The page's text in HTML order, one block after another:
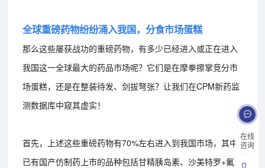
在线
咨询
全球重磅药物纷纷涌入我国，分食市场蛋糕
那么这些屡获战功的重磅药物，有多少已经进入或正在进入
我国这一全球最大的药品市场呢？它们是在摩拳擦掌竞分市
场蛋糕，还是在整装待发、剑拔弩张？让我们在CPM新药监
测数据库中窥其虚实！
首先，上述这些重磅药物有70%左右进入到我国市场，其中
已有国产仿制药上市的品种包括甘精胰岛素、沙美特罗+氟